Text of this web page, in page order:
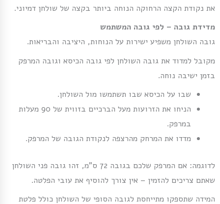
את נקודת הקצה הרחוקה הנוחה ביותר בקצה של שולחן דמיוני.
מדידת גובה – לפי גובה המשתמש
גובה השולחן משפיע ישירות על הנוחות, היציבה והבריאות.
מקובל למדוד את גובה השולחן לפי גובה הכיסא וגובה המרפק
בזמן ישיבה נוחה.
שבו על הכיסא שבו תשתמשו מול השולחן.
הניחו את הזרועות מעל הברכיים בזווית של 90 מעלות
במרפק.
מדדו את המרחק מהרצפה לנקודת הגובה של המרפק.
לדוגמה: אם המרפק שלכם בגובה 72 ס”מ, זהו גובה פני השולחן
שאתם צריכים להזמין – אין צורך להוסיף את עובי הפלטה.
המידה שתספקו מתייחסת לגובה הסופי של השולחן כולל פלטת